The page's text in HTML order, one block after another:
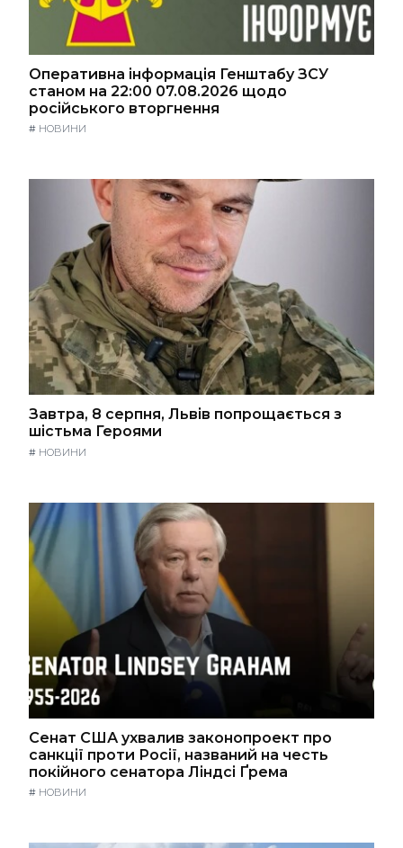
Оперативна інформація Генштабу ЗСУ
станом на 22:00 07.08.2026 щодо
російського вторгнення
# НОВИНИ
Завтра, 8 серпня, Львів попрощається з
шістьма Героями
# НОВИНИ
Сенат США ухвалив законопроект про
санкції проти Росії, названий на честь
покійного сенатора Ліндсі Ґрема
# НОВИНИ